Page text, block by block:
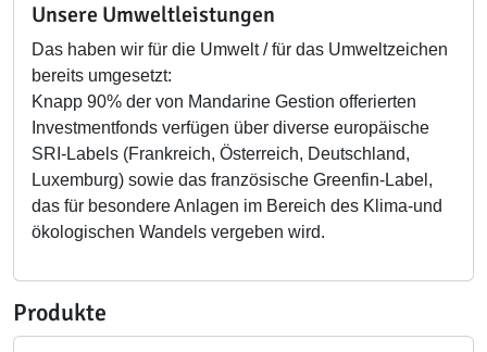
Unsere Umweltleistungen
Das haben wir für die Umwelt / für das Umweltzeichen
bereits umgesetzt:
Knapp 90% der von Mandarine Gestion offerierten
Investmentfonds verfügen über diverse europäische
SRI-Labels (Frankreich, Österreich, Deutschland,
Luxemburg) sowie das französische Greenfin-Label,
das für besondere Anlagen im Bereich des Klima-und
ökologischen Wandels vergeben wird.
Produkte